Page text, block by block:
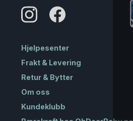
Hjelpesenter
Frakt & Levering
Retur & Bytter
Om oss
Kundeklubb